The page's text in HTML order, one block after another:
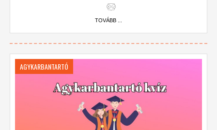
TOVÁBB ...
AGYKARBANTARTÓ